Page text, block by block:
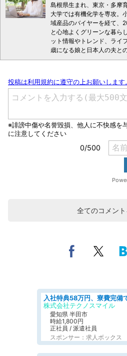
島根県生まれ、東京・多摩
大学では有機化学を専攻。
域産品のバイヤーを経て、
と心地よくグリーンな暮ら
ット情報やトレンド、ライ
歳になる娘と日本人の夫と
全てのコメン
株式会社テクノスマイル
愛知県 半田市
時給1,800円
正社員 / 派遣社員
スポンサー：求人ボックス